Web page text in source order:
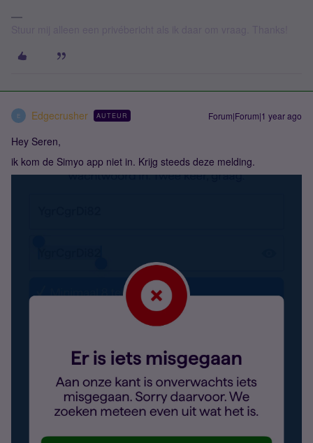
E Edgecrusher AUTEUR Forum|Forum|1 year ago
Hey Seren,
ik kom de Simyo app niet in. Krijg steeds deze melding.